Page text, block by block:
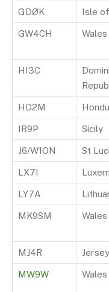
GDØK Isle
GW4CH Wales
HI3C
HD2M
IR9P Sicily
J6/W1ON St
LX7I
LY7A
MK9SM Wales
MJ4R Jersey
MW9W Wales